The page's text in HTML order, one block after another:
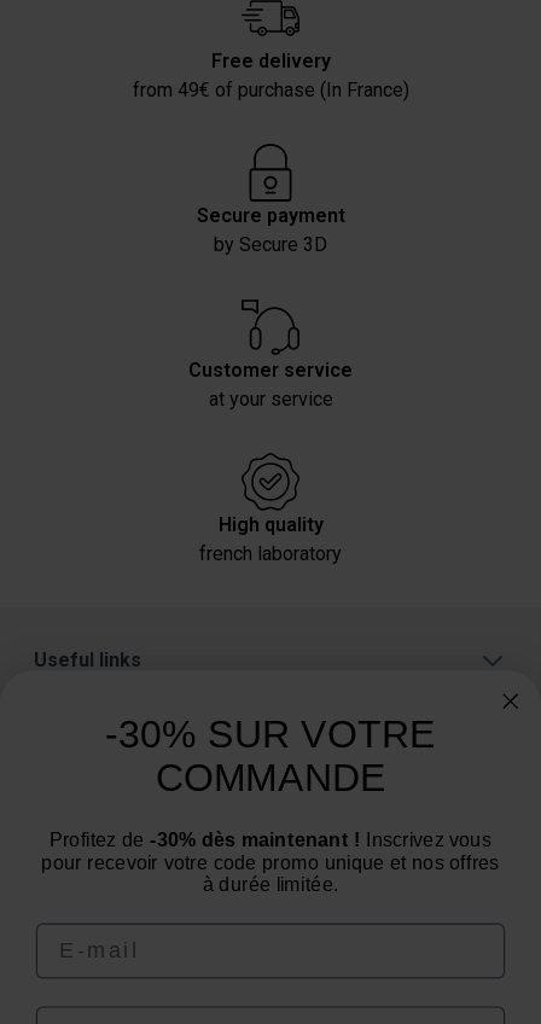
Free delivery
from 49€ of purchase (In France)
Secure payment
by Secure 3D
Customer service
at your service
High quality
french laboratory
Useful links
We are at your service from Monday to Friday: from 9
am to 12 pm and from 2 pm to 4 pm
-30% SUR VOTRE
COMMANDE
Profitez de -30% dès maintenant ! Inscrivez vous
pour recevoir votre code promo unique et nos offres
à durée limitée.
Email
Prénom